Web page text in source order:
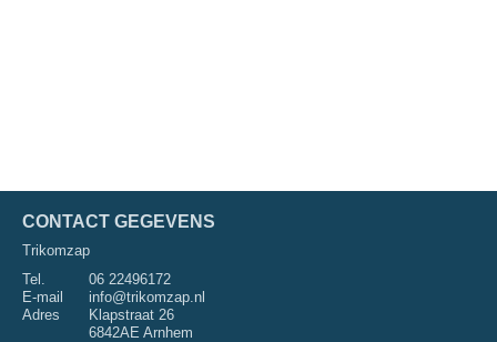
CONTACT GEGEVENS
Trikomzap
Tel.
06 22496172
E-mail
info@trikomzap.nl
Adres
Klapstraat 26
6842AE Arnhem